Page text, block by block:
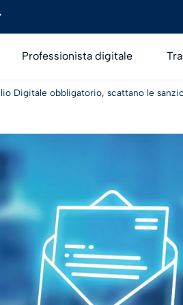
Professionista digitale
Digitale obbligatorio, scattano le